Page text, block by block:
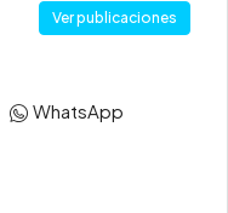
Ver publicaciones
WhatsApp